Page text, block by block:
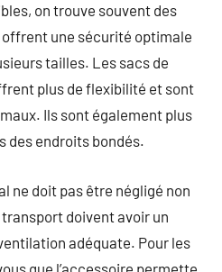
on trouve souvent des
une sécurité optimale
tailles. Les sacs de
plus de flexibilité et sont
Ils sont également plus
des endroits bondés.
ne doit pas être négligé non
doivent avoir un
adéquate. Pour les
que l’accessoire permette